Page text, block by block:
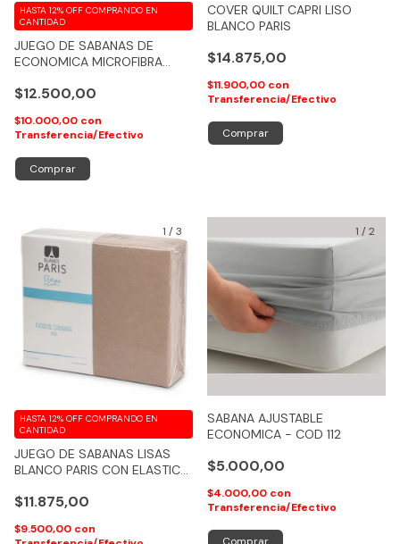
JUEGO DE SABANAS DE
ECONOMICA MICROFIBRA
$12.500,00
HASTA 12% OFF COMPRANDO EN
CANTIDAD
$10.000,00 con
Transferencia/Efectivo
Comprar
COVER QUILT CAPRI LISO
BLANCO PARIS
$14.875,00
$11.900,00 con
Transferencia/Efectivo
Comprar
1 /3
JUEGO DE SABANAS LISAS
BLANCO PARIS CON ELASTICO
$11.875,00
HASTA 12% OFF COMPRANDO EN
CANTIDAD
$9.500,00 con
1 /2
SABANA AJUSTABLE
ECONOMICA - COD 112
$5.000,00
$4.000,00 con
Transferencia/Efectivo